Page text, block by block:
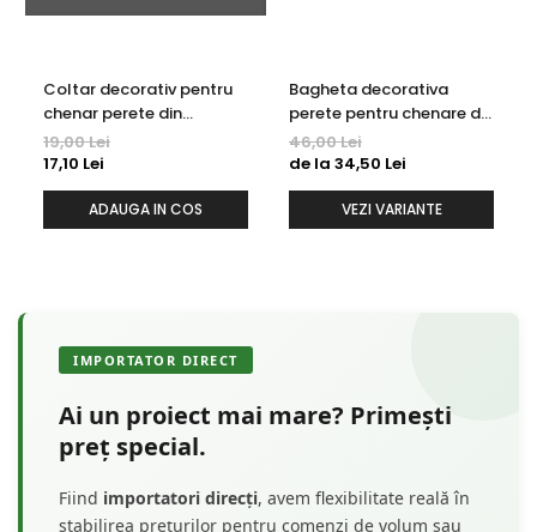
Coltar decorativ pentru
chenar perete din
poliuretan 10.7 x 10.7 cm -
HCR502-3
19,00 Lei
17,10 Lei
ADAUGA IN COS
Bagheta decorativa
perete pentru chenare din
polimer rigid 3.2 x 1.6 cm -
HCR502
46,00 Lei
de la 34,50 Lei
VEZI VARIANTE
IMPORTATOR DIRECT
Ai un proiect mai mare? Primești
preț special.
Fiind importatori direcți, avem flexibilitate reală în
stabilirea prețurilor pentru comenzi de volum sau